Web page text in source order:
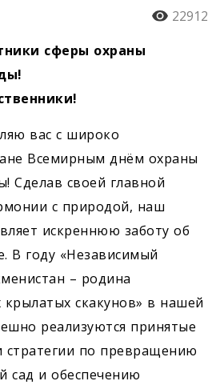
22912
сферы охраны
вас с широко
Всемирным днём охраны
Сделав своей главной
с природой, наш
искреннюю заботу об
В году «Независимый
– родина
крылатых скакунов» в нашей
реализуются принятые
по превращению
сад и обеспечению